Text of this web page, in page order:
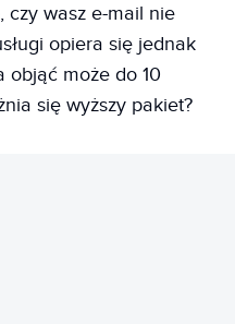
czy wasz e-mail nie
opiera się jednak
objąć może do 10
się wyższy pakiet?